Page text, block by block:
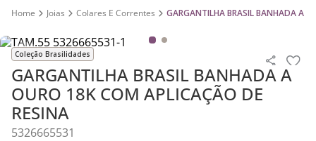
Joias Colares E Correntes GARGANTILHA BRASIL BANHADA A
Coleção Brasilidades
GARGANTILHA BRASIL BANHADA A
OURO 18K COM APLICAÇÃO DE
RESINA
5326665531